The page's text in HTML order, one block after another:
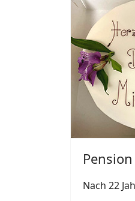
Nach 22